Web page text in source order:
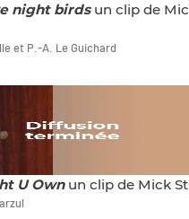
night birdsun clip de
et P.-A. Le Guichard
U Ownun clip de Mick